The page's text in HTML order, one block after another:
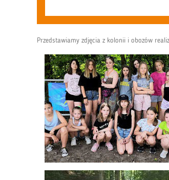
Przedstawiamy zdjęcia z kolonii i obozów